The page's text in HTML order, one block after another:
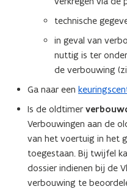
technische
in geval van
nuttig is ter
de verbouwing
Ga naar een (
o
p
e
n
t
i
Is de oldtimer
Verbouwingen aan de
van het voertuig in het
toegestaan. Bij twijfel
dossier indienen bij de
verbouwing te